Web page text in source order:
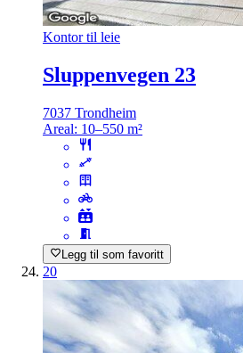
Kontor til leie
Sluppenvegen 23
7037 Trondheim
Areal: 10–550 m²
Legg til som favoritt
20